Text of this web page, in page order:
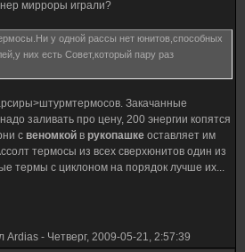
мирроры играли?
у одной рассы нет юнитов,способных
них есть Совет,который пару раз
Закачанные
заливать про цену, 200 энергии копятся
с веномкой в рукопашке оставляет им
термосы из всех сверхюнитов один из
термы с циклоном на порядок лучше их...
Ardias - Четверг, 2009-05-21, 2:57:39